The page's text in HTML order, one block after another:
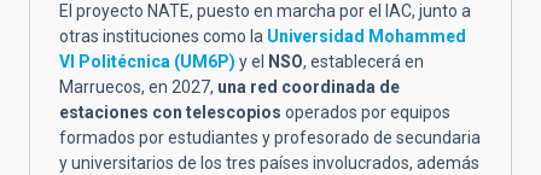
El proyecto NATE, puesto en marcha por el IAC, junto a
otras instituciones como la Universidad Mohammed
VI Politécnica (UM6P) y el NSO, establecerá en
Marruecos, en 2027, una red coordinada de
estaciones con telescopios operados por equipos
formados por estudiantes y profesorado de secundaria
y universitarios de los tres países involucrados, además